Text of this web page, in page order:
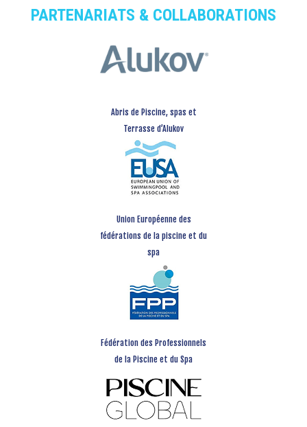
PARTENARIATS & COLLABORATIONS
Abris de Piscine, spas et
Terrasse d’Alukov
Union Européenne des
fédérations de la piscine et du
spa
Fédération des Professionnels
de la Piscine et du Spa